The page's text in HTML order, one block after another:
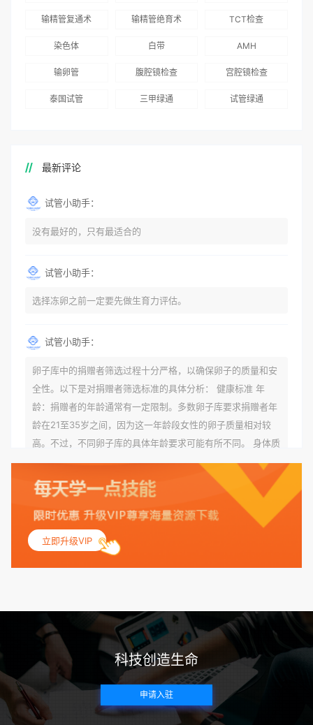
国版）》
输精管复通术 输精管绝育术 TCT检查
染色体 白带 AMH
输卵管 腹腔镜检查 宫腔镜检查
泰国试管 三甲绿通 试管绿通
最新评论
试管小助手：
没有最好的，只有最适合的
试管小助手：
选择冻卵之前一定要先做生育力评估。
试管小助手：
卵子库中的捐赠者筛选过程十分严格，以确保卵子的质量和安
全性。以下是对捐赠者筛选标准的具体分析： 健康标准 年
龄：捐赠者的年龄通常有一定限制。多数卵子库要求捐赠者年
龄在21至35岁之间，因为这一年龄段女性的卵子质量相对较
高。不过，不同卵子库的具体年龄要求可能有所不同。 身体质
量指数（BMI）：捐赠者的BMI通常需要在正常范围内，以确
保其身体健康状况良好。过高的BMI可能与多种健康问题相关
联，包括不孕症和妊娠并发症。 生殖健康：捐赠者需要有规律
的月经期，无生殖障碍或异常问题。此外，还需要进行详细的
妇科检查，以确保其生殖系统的健康。 遗传病史与家族病史：
捐赠者及其家庭成员需要无严重的遗传病史、精神病史和传染
病史。这通常需要通过基因检测、家族史调查和医疗记录审查
带任何可传染给受卵者的病原体。 药物与生活习惯：捐赠者需
要是非尼古丁使用者、非吸烟者、非吸毒者，并且未使用可能
影响卵子质量的药物，如某些精神药物和避孕植入物。 学历与
心理标准 学历要求：部分卵子库对捐赠者的学历有一定要求，
但这并非普遍标准。一些卵子库可能更倾向于选择受过高等教
育的女性作为捐赠者，但这并不是绝对的筛选条件。 心理状态
立即升级VIP
科技创造生命
申请入驻